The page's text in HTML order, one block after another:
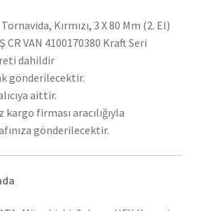
Kırmızı, 3 X 80 Mm (2. El)
CR VAN 4100170380 Kraft Seri
dahildir
gönderilecektir.
aittir.
firması aracılığıyla
gönderilecektir.